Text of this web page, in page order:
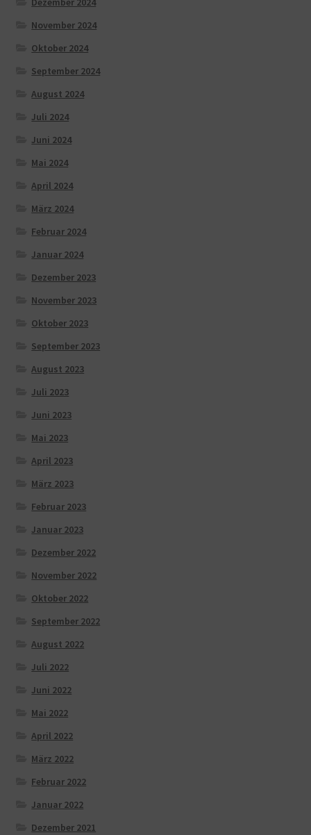
November 2024
Oktober 2024
September 2024
August 2024
Juli 2024
Juni 2024
Mai 2024
April 2024
März 2024
Februar 2024
Januar 2024
Dezember 2023
November 2023
Oktober 2023
September 2023
August 2023
Juli 2023
Juni 2023
Mai 2023
April 2023
März 2023
Februar 2023
Januar 2023
Dezember 2022
November 2022
Oktober 2022
September 2022
August 2022
Juli 2022
Juni 2022
Mai 2022
April 2022
März 2022
Februar 2022
Januar 2022
Dezember 2021